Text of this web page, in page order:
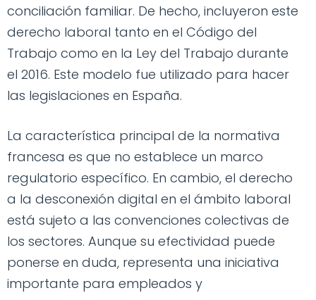
conciliación familiar. De hecho, incluyeron este
derecho laboral tanto en el Código del
Trabajo como en la Ley del Trabajo durante
el 2016. Este modelo fue utilizado para hacer
las legislaciones en España.
La característica principal de la normativa
francesa es que no establece un marco
regulatorio específico. En cambio, el derecho
a la desconexión digital en el ámbito laboral
está sujeto a las convenciones colectivas de
los sectores. Aunque su efectividad puede
ponerse en duda, representa una iniciativa
importante para empleados y